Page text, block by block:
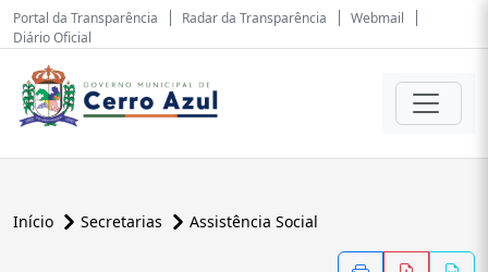
Portal da Transparência Radar da Transparência
Webmail
Diário Oficial
Início Secretarias Assistência Social